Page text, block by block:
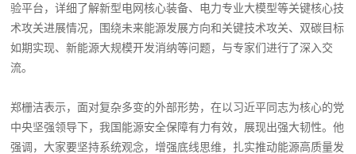
验平台，详细了解新型电网核心装备、电力专业大模型等关键核心技
术攻关进展情况，围绕未来能源发展方向和关键技术攻关、双碳目标
如期实现、新能源大规模开发消纳等问题，与专家们进行了深入交
流。
郑栅洁表示，面对复杂多变的外部形势，在以习近平同志为核心的党
中央坚强领导下，我国能源安全保障有力有效，展现出强大韧性。他
强调，大家要坚持系统观念，增强底线思维，扎实推动能源高质量发